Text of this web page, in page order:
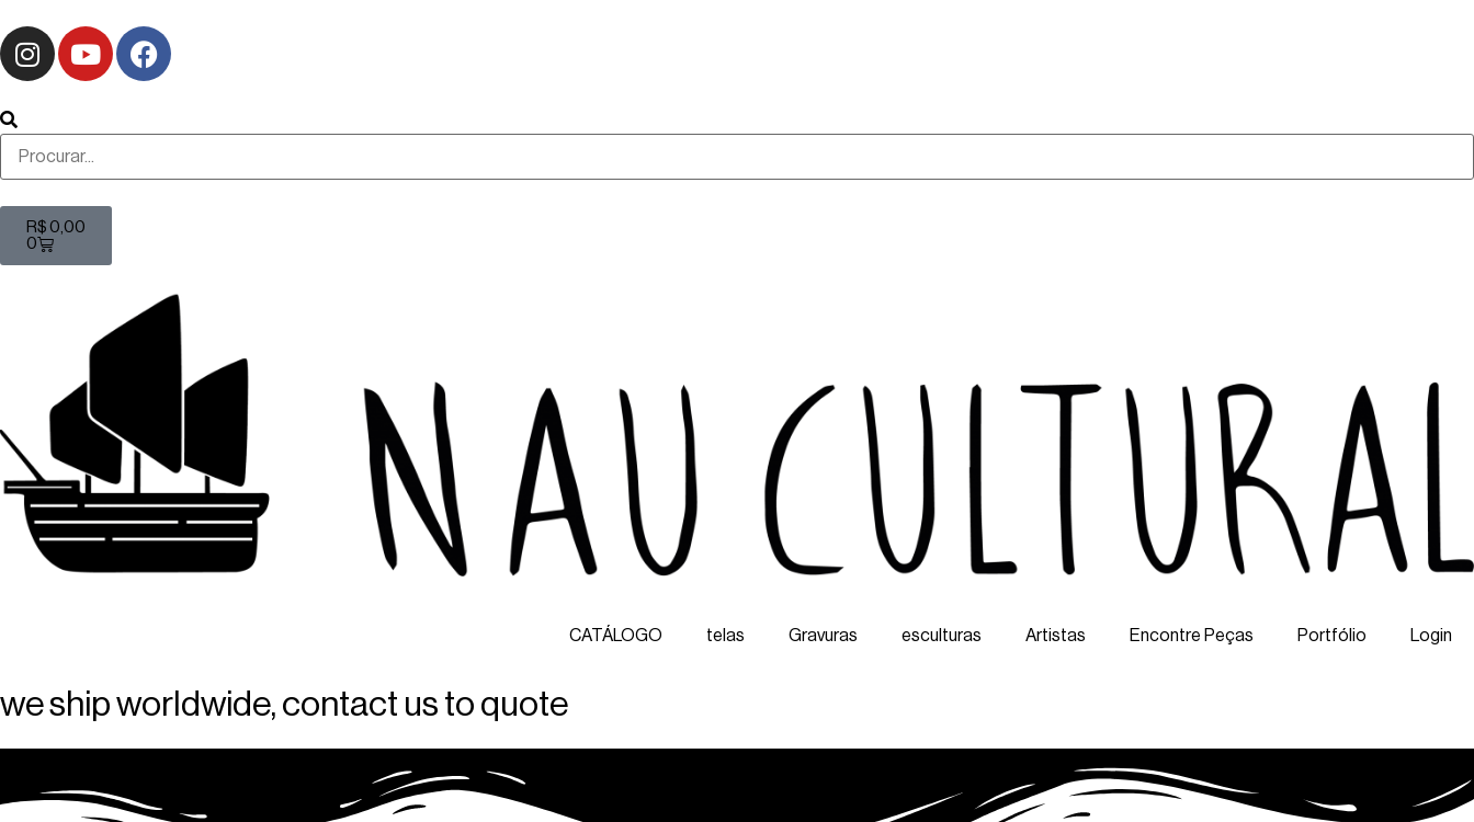
R$ 0,00
0
CATÁLOGO telas Gravuras esculturas Artistas Encontre Peças Portfólio Login
we ship worldwide, contact us to quote